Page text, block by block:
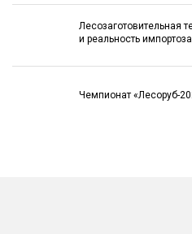
Лесозаготовительная
и реальность
Чемпионат «Лесоруб-